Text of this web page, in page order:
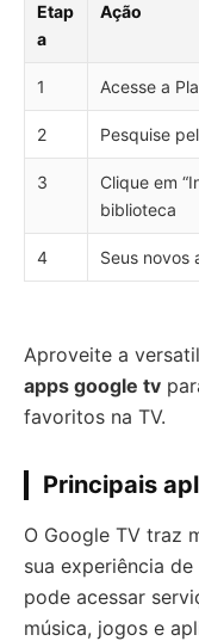
Etap
a
Ação
1 Acesse a
2 Pesquise
3
Clique em
biblioteca
4 Seus novos
Aproveite a
apps google tv
favoritos na TV.
Principais
O Google TV traz
sua experiência
pode acessar
música, jogos e